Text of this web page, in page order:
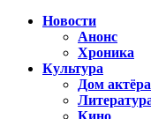
Новости
Анонс
Хроника
Культура
Дом актёра